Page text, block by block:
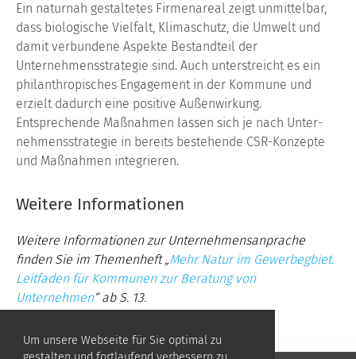
Um unsere Webseite für Sie optimal zu
Ein naturnah gestaltetes Firmenareal zeigt unmittelbar,
dass biologische Vielfalt, Klimaschutz, die Umwelt und
damit ver­bundene Aspekte Bestandteil der
Unternehmensstrategie sind. Auch unterstreicht es ein
philanthropisches Engagement in der Kommune und
erzielt dadurch eine positive Außenwir­kung.
Entsprechende Maßnahmen lassen sich je nach Unter­
nehmensstrategie in bereits bestehende CSR-Konzepte
und Maßnahmen integrieren.
Weitere Informationen
Weitere Informationen zur Unternehmensanprache
finden Sie im Themenheft „Mehr Natur im Gewerbegbiet.
Leitfaden für Kommunen zur Beratung von
Unternehmen“ ab S. 13.